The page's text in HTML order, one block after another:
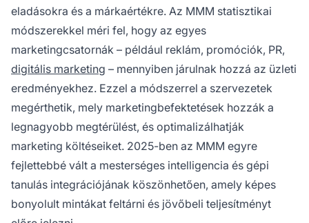
eladásokra és a márkaértékre. Az MMM statisztikai
módszerekkel méri fel, hogy az egyes
marketingcsatornák – például reklám, promóciók, PR,
digitális marketing – mennyiben járulnak hozzá az üzleti
eredményekhez. Ezzel a módszerrel a szervezetek
megérthetik, mely marketingbefektetések hozzák a
legnagyobb megtérülést, és optimalizálhatják
marketing költéseiket. 2025-ben az MMM egyre
fejlettebbé vált a mesterséges intelligencia és gépi
tanulás integrációjának köszönhetően, amely képes
bonyolult mintákat feltárni és jövőbeli teljesítményt